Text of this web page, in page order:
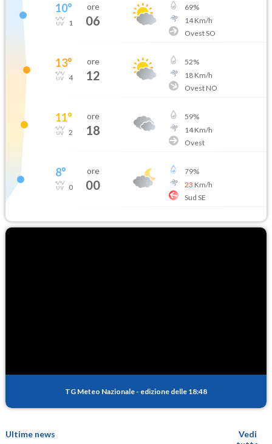
10°
1
ore
06
69%
14Km/h
Ovest SO
13°
4
ore
12
52%
18Km/h
Ovest NO
11°
2
ore
18
59%
14Km/h
Ovest
8°
0
ore
00
79%
23 Km/h
Sud SE
TG Meteo Nazionale - edizione delle 18:48
Ultime news
Vedi